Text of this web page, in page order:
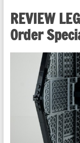
REVIEW
Order